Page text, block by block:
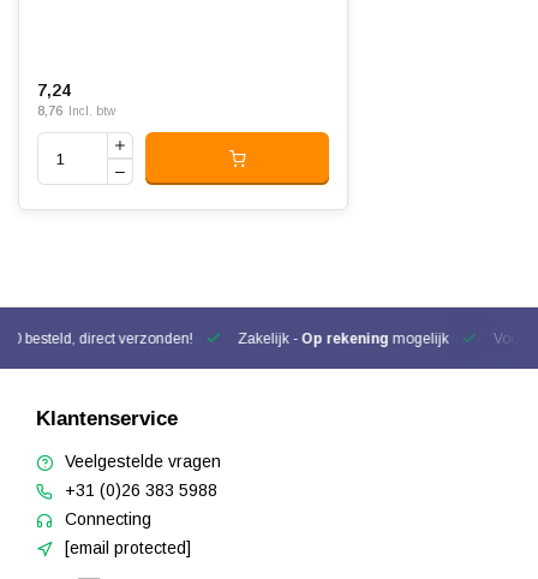
7,24
8,76 Incl. btw
besteld, direct verzonden! Zakelijk - Op rekening mogelijk Voor
Klantenservice
Veelgestelde vragen
+31 (0)26 383 5988
Connecting
[email protected]